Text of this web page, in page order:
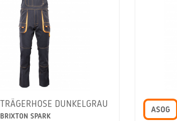
TRÄGERHOSE DUNKELGRAU
BRIXTON SPARK
ASOG